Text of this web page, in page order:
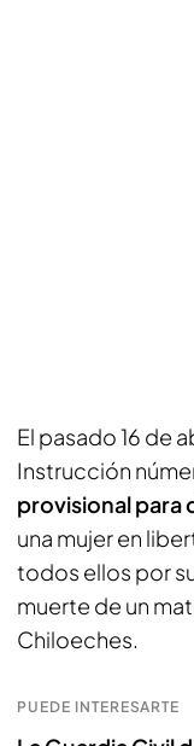
El pasado 16 de
Instrucción
provisional para
una mujer en
todos ellos por
muerte de un
Chiloeches.
PUEDE INTERESARTE